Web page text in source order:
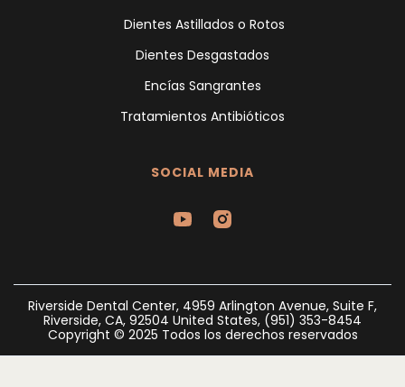
Dientes Astillados o Rotos
Dientes Desgastados
Encías Sangrantes
Tratamientos Antibióticos
SOCIAL MEDIA
Riverside Dental Center, 4959 Arlington Avenue, Suite F,
Riverside, CA, 92504 United States, (951) 353-8454
Copyright © 2025 Todos los derechos reservados